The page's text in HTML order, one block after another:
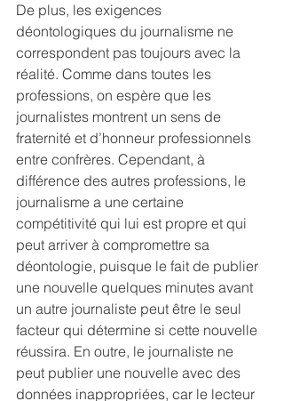
De plus, les exigences
déontologiques du journalisme ne
correspondent pas toujours avec la
réalité. Comme dans toutes les
professions, on espère que les
journalistes montrent un sens de
fraternité et d’honneur professionnels
entre confrères. Cependant, à
différence des autres professions, le
journalisme a une certaine
compétitivité qui lui est propre et qui
peut arriver à compromettre sa
déontologie, puisque le fait de publier
une nouvelle quelques minutes avant
un autre journaliste peut être le seul
facteur qui détermine si cette nouvelle
réussira. En outre, le journaliste ne
peut publier une nouvelle avec des
données inappropriées, car le lecteur